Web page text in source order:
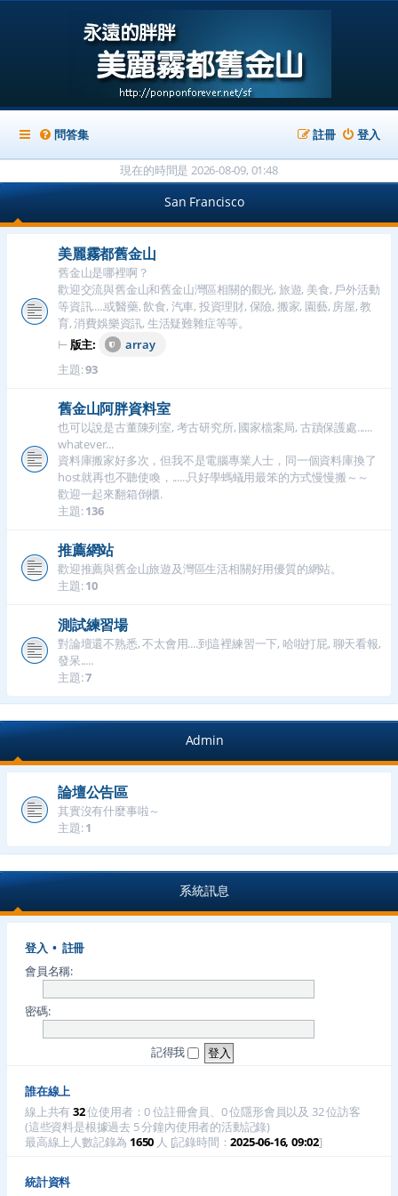
問答集 登入
註冊
現在的時間是 2026-08-09, 01:48
San Francisco
美麗霧都舊金山
舊金山是哪裡啊？
歡迎交流與舊金山和舊金山灣區相關的觀光, 旅遊, 美食, 戶外活動
等資訊.....或醫藥, 飲食, 汽車, 投資理財, 保險, 搬家, 園藝, 房屋, 教
育, 消費娛樂資訊, 生活疑難雜症等等。
⊢ 版主:
array
主題:93
舊金山阿胖資料室
也可以說是古董陳列室, 考古研究所, 國家檔案局, 古蹟保護處......
whatever...
資料庫搬家好多次，但我不是電腦專業人士，同一個資料庫換了
host就再也不聽使喚，......只好學螞蟻用最笨的方式慢慢搬～～
歡迎一起來翻箱倒櫃.
主題:136
推薦網站
歡迎推薦與舊金山旅遊及灣區生活相關好用優質的網站。
主題:10
測試練習場
對論壇還不熟悉, 不太會用....到這裡練習一下, 哈啦打屁, 聊天看報,
發呆.....
主題:7
Admin
論壇公告區
其實沒有什麼事啦～
主題:1
系統訊息
登入 • 註冊
會員名稱:
密碼:
記得我
誰在線上
線上共有32位使用者：0 位註冊會員、0 位隱形會員以及 32 位訪客
(這些資料是根據過去 5 分鐘內使用者的活動記錄)
最高線上人數記錄為 1650 人 [記錄時間：2025-06-16, 09:02]
統計資料